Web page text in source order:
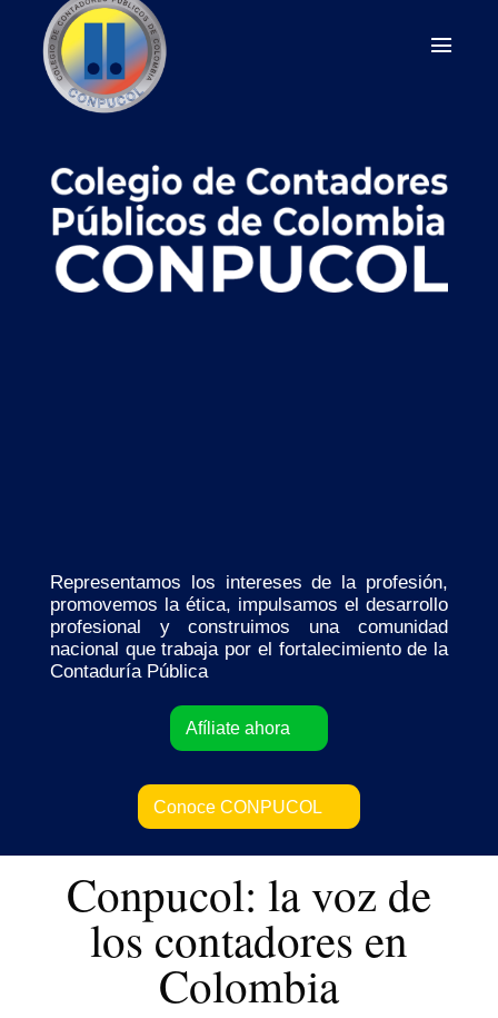
Representamos los intereses de la profesión,
promovemos la ética, impulsamos el desarrollo
profesional y construimos una comunidad
nacional que trabaja por el fortalecimiento de la
Contaduría Pública
Afíliate ahora
Conoce CONPUCOL
Conpucol: la voz de
los contadores en
Colombia